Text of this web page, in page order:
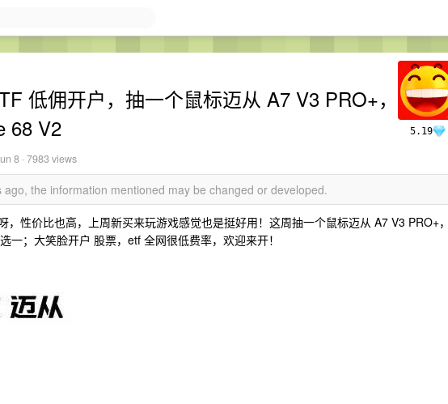
5.19
低佣开户，抽一个鼠标迈从 A7 V3 PRO+，
68 V2
8 · 7983 views
the information mentioned may be changed or developed.
，性价比也高，上周新买来玩游戏感觉也是挺好用！这周抽一个鼠标迈从 A7 V3 PRO+，
一；大笑脸开户 股票，etf 全网很低费率，欢迎来开！